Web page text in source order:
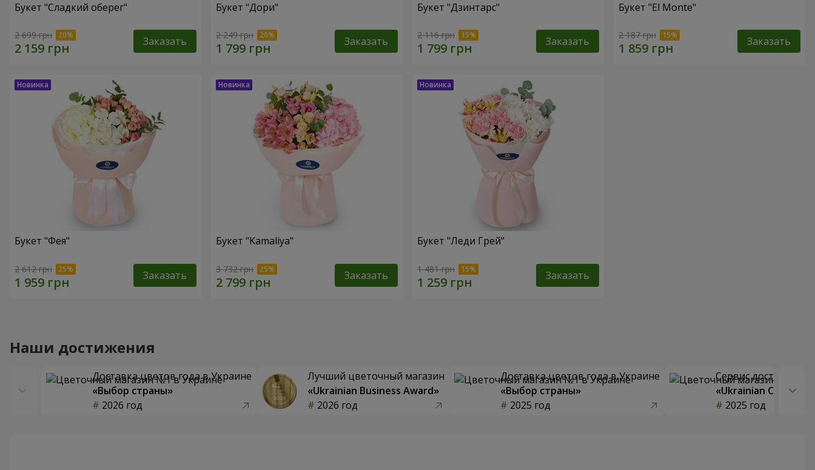
Букет "Сладкий оберег"
2 699 грн Заказать
Букет "Дори"
2 249 грн Заказать
Букет "Дзинтарс"
2 116 грн Заказать
Букет "El Monte"
2 187 грн Заказать
Букет "Фея"
2 612 грн Заказать
Букет "Kamaliya"
3 732 грн Заказать
Букет "Леди Грей"
1 481 грн Заказать
Наши достижения
Доставка цветов года в Украине
«Выбор страны»
2026 год
Лучший цветочный магазин
«Ukrainian Business Award»
2026 год
Доставка цветов года в Украине
«Выбор страны»
2025 год
Сервис доставки
«Ukrainian Choice»
2025 год